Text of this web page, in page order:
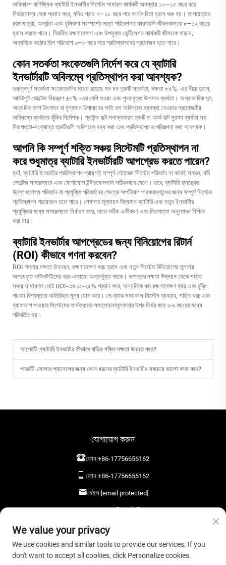
অধিকাংশ বাণিজ্যিক ব্যাটারি ইনভার্টার সিস্টেম সাধারণ কার্যকরী অবস্থায় ১০–১৫ বছর ধরে
নির্ভরযোগ্য সেবা প্রদান করে, যদিও প্রায় ৭–১০ বছর পরে কার্যকারিতা হ্রাস শুরু হয়। তাপমাত্রার
চরম মাত্রা, আর্দ্রতা এবং ধূলিকণা সংস্পর্শের মতো পরিবেশগত কারণগুলি জীবনকালকে ৮–১২ বছরে
হ্রাস করতে পারে। নিয়মিত রক্ষণাবেক্ষণ এবং উপযুক্ত ভেন্টিলেশন কার্যকরী জীবনকে বাড়ায়,
অন্যদিকে কঠোর শিল্প পরিবেশে ৬–৮ বছর পরে প্রতিস্থাপনের প্রয়োজন হতে পারে।
কোন সতর্কতা সংকেতগুলি নির্দেশ করে যে ব্যাটারি
ইনভার্টারটি অবিলম্বে প্রতিস্থাপন করা আবশ্যক?
গুরুত্বপূর্ণ সতর্কতা সংকেতগুলির মধ্যে রয়েছে ঘন ঘন ত্রুটি সতর্কতা, দক্ষতা ৮৫% -এর নীচে হ্রাস,
আউটপুট ভোল্টেজ নিয়ন্ত্রণ ±৫% -এর বেশি হওয়া এবং পুনরাবৃত্ত উপাদান ব্যর্থতা। অস্বাভাবিক শব্দ,
অত্যধিক তাপ উৎপাদন বা দৃশ্যমান উপাদানের ক্ষতি হল অবিলম্বে ব্যবস্থা নেওয়ার প্রয়োজনীয়
অবিলম্বে ব্যর্থতার ঝুঁকির নির্দেশক। গ্রাউন্ড ফল্ট সনাক্তকরণ ত্রুটি বা আর্ক ফল্ট সুরক্ষা ব্যর্থতা সহ
নিরাপত্তা-সংক্রান্ত ত্রুটিগুলি অবিলম্বে বন্ধ করা এবং প্রতিস্থাপনের পরিকল্পনা করা আবশ্যক।
আপনি কি সম্পূর্ণ শক্তি সঞ্চয় সিস্টেমটি প্রতিস্থাপন না
করে শুধুমাত্র ব্যাটারি ইনভার্টারটি আপগ্রেড করতে পারেন?
হ্যাঁ, ব্যাটারি ইনভার্টার প্রতিস্থাপন প্রায়শই সম্পূর্ণ স্টোরেজ সিস্টেম পরিবর্তন না করেই সম্ভব, যদি
ভোল্টেজ সামঞ্জস্যতা এবং যোগাযোগ ইন্টারফেসগুলি সঠিকভাবে মেলে। তবে, ব্যাটারি ব্যাঙ্কের
উল্লেখযোগ্য পরিবর্তন বা প্রযুক্তি পরিবর্তনের ক্ষেত্রে অপটিমাল পারফরম্যান্সের জন্য সম্পূর্ণ সিস্টেম
প্রতিস্থাপন প্রয়োজন হতে পারে। পেশাদার মূল্যায়ন বিদ্যমান ব্যাটারি এবং নতুন ইনভার্টার
প্রযুক্তির মধ্যে সামঞ্জস্যতা নির্ধারণ করে, যাতে সঠিক একীকরণ এবং নিরাপত্তা অনুমোদন নিশ্চিত
করা যায়।
ব্যাটারি ইনভার্টার আপগ্রেডের জন্য বিনিয়োগের রিটার্ন
(ROI) কীভাবে গণনা করবেন?
ROI গণনায় দক্ষতা উন্নয়ন, রক্ষণাবেক্ষণ খরচ হ্রাস এবং নতুন সিস্টেম বিনিয়োগের তুলনায়
অপচয়কৃত ডাউনটাইমের খরচ এড়ানো অন্তর্ভুক্ত থাকে। রূপান্তর দক্ষতা উন্নয়ন থেকে শক্তি
সঞ্চয় সাধারণত মোট ROI-এর ১৫-২৫% প্রদান করে, অন্যদিকে কম রক্ষণাবেক্ষণ ব্যয় এবং বৃদ্ধি
পাওয়া বিশ্বস্ততা অতিরিক্ত মূল্য যোগ করে। পে-ব্যাক সময়কাল সিস্টেম ব্যবহার, শক্তি খরচ এবং
ব্যাকআপ পাওয়ার সিস্টেমের কার্যক্রমের সমালোচনামূলকতার উপর নির্ভর করে ২-৬ বছরের মধ্যে
পরিবর্তিত হয়।
আগেরটি :ব্যাটারি ইনভার্টার কীভাবে বাড়ির শক্তি দক্ষতা উন্নত করে?
পরেরটি :সোলার প্যানেলের জন্য কোন ধরনের ব্যাটারি ইনভার্টার সবচেয়ে ভালো কাজ করে?
যোগাযোগ করুন
ফোন:+86-17756656162
ফোন:+86-17756656162
মেইল:[email protected]
আমাদের একটি বার্তা দিন
We value your privacy
We use cookies and similar tools to provide our services. If you
don't want to accept all cookies, click Personalize cookies.